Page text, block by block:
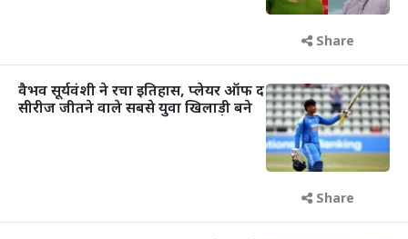
Share
वैभव सूर्यवंशी ने रचा इतिहास, प्लेयर ऑफ द
सीरीज जीतने वाले सबसे युवा खिलाड़ी बने
Share